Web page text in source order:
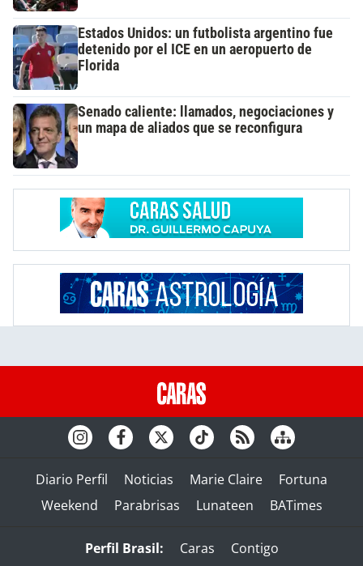
Estados Unidos: un futbolista argentino fue
detenido por el ICE en un aeropuerto de
Florida
Senado caliente: llamados, negociaciones y
un mapa de aliados que se reconfigura
Diario Perfil Noticias Marie Claire
Fortuna
Weekend
Parabrisas Lunateen BATimes
Perfil Brasil: Caras
Contigo